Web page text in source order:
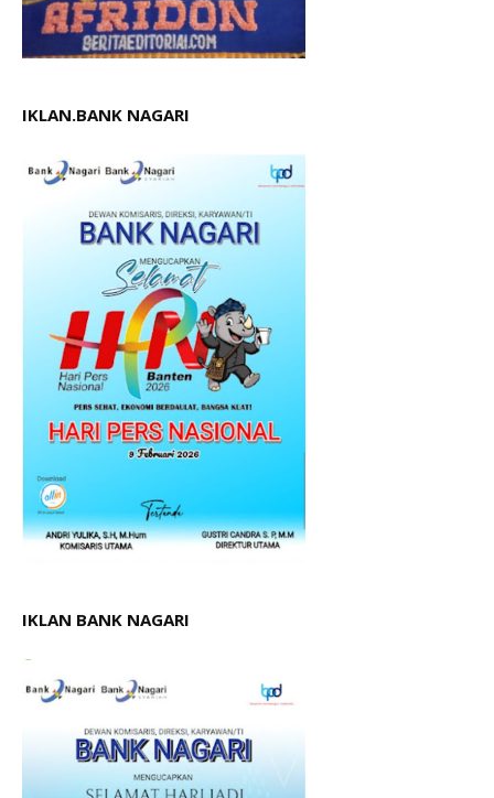
IKLAN.BANK NAGARI
IKLAN BANK NAGARI